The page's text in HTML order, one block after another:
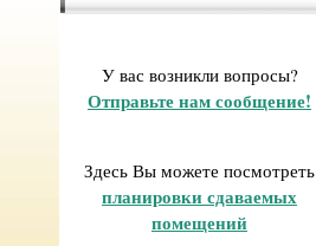
У вас возникли вопросы?
Отправьте нам сообщение!
Здесь Вы можете посмотреть
планировки сдаваемых
помещений